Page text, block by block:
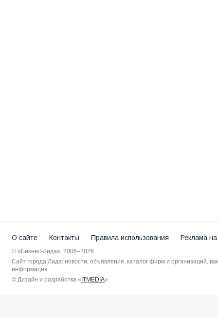
О сайте Контакты Правила использования Реклама
© «Бизнес-Лида», 2006–2026
Сайт города Лида: новости, объявления, каталог фирм и организаций,
информация.
© Дизайн и разработка « ITMEDIA»